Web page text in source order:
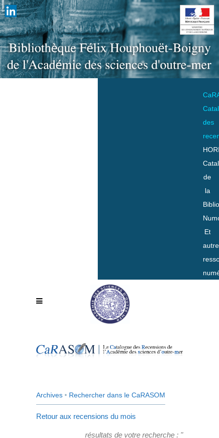
des
de
la
Et
Archives • Rechercher dans le CaRASOM
Retour aux recensions du mois
résultats de votre recherche : "